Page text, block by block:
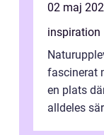
02 maj
inspiration
fascinerat
en plats
alldeles